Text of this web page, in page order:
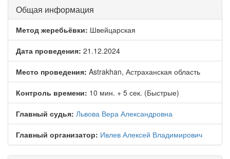
Общая информация
Метод жеребьёвки: Швейцарская
Дата проведения: 21.12.2024
Место проведения: Astrakhan, Астраханская область
Контроль времени: 10 мин. + 5 сек. (Быстрые)
Главный судья: Львова Вера Александровна
Главный организатор: Ивлев Алексей Владимирович